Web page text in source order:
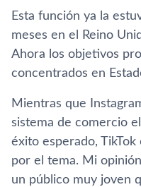
Esta función ya la
meses en el Reino
Ahora los objetivos
concentrados en
Mientras que
sistema de comercio
éxito esperado,
por el tema. Mi
un público muy joven